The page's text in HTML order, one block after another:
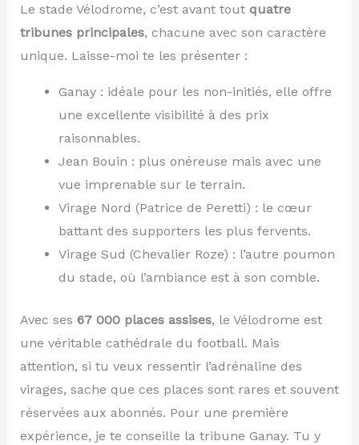
Le stade Vélodrome, c’est avant tout quatre
tribunes principales, chacune avec son caractère
unique. Laisse-moi te les présenter :
Ganay : idéale pour les non-initiés, elle offre
une excellente visibilité à des prix
raisonnables.
Jean Bouin : plus onéreuse mais avec une
vue imprenable sur le terrain.
Virage Nord (Patrice de Peretti) : le cœur
battant des supporters les plus fervents.
Virage Sud (Chevalier Roze) : l’autre poumon
du stade, où l’ambiance est à son comble.
Avec ses 67 000 places assises, le Vélodrome est
une véritable cathédrale du football. Mais
attention, si tu veux ressentir l’adrénaline des
virages, sache que ces places sont rares et souvent
réservées aux abonnés. Pour une première
expérience, je te conseille la tribune Ganay. Tu y